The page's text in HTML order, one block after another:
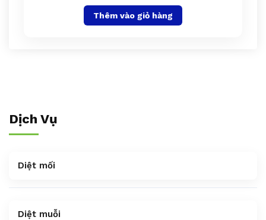
Thêm vào giỏ hàng
Dịch Vụ
Diệt mối
Diệt muỗi